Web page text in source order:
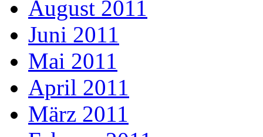
August 2011
Juni 2011
Mai 2011
April 2011
März 2011